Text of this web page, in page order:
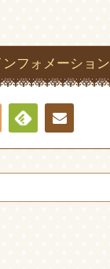
ンフォメーション
RSS
Feedly連絡
先